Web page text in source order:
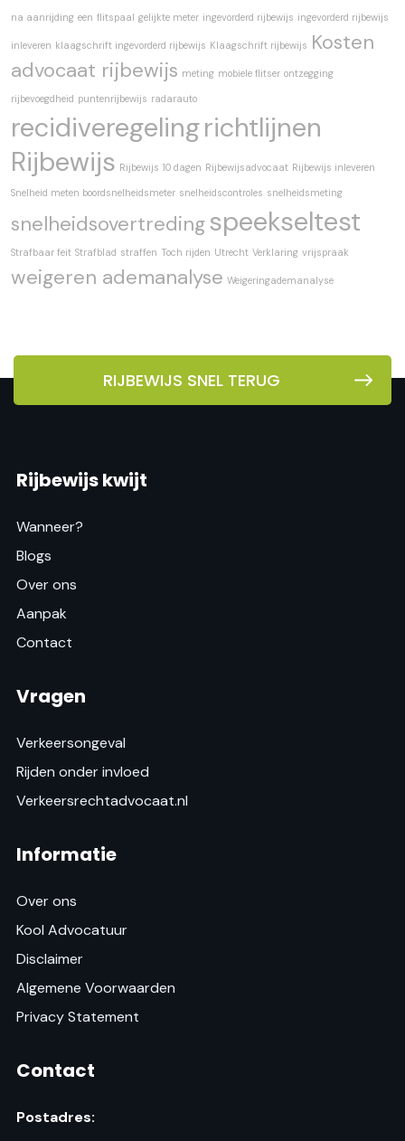
na aanrijding een flitspaal gelijkte meter ingevorderd rijbewijs ingevorderd rijbewijs
inleveren klaagschrift ingevorderd rijbewijs Klaagschrift rijbewijs Kosten
advocaat rijbewijs meting mobiele flitser ontzegging
rijbevoegdheid puntenrijbewijs radarauto
recidiveregelingrichtlijnen
Rijbewijs Rijbewijs 10 dagen Rijbewijsadvocaat Rijbewijs inleveren
Snelheid meten boordsnelheidsmeter snelheidscontroles snelheidsmeting
snelheidsovertredingspeekseltest
Strafbaar feit Strafblad straffen Toch rijden Utrecht Verklaring vrijspraak
weigeren ademanalyse Weigeringademanalyse
RIJBEWIJS SNEL TERUG
Rijbewijs kwijt
Wanneer?
Blogs
Over ons
Aanpak
Contact
Vragen
Verkeersongeval
Rijden onder invloed
Verkeersrechtadvocaat.nl
Informatie
Over ons
Kool Advocatuur
Disclaimer
Algemene Voorwaarden
Privacy Statement
Contact
Postadres: